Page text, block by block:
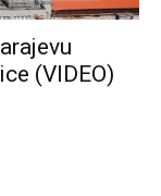
(VIDEO)